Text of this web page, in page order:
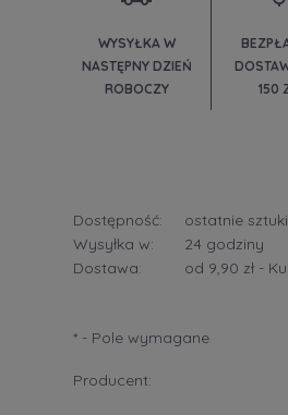
WYSYŁKA W
NASTĘPNY DZIEŃ
ROBOCZY
150
Dostępność:
ostatnie sztuki
Wysyłka w:
24 godziny
Dostawa:
od 9,90 zł -
płatności
* - Pole wymagane
Producent: